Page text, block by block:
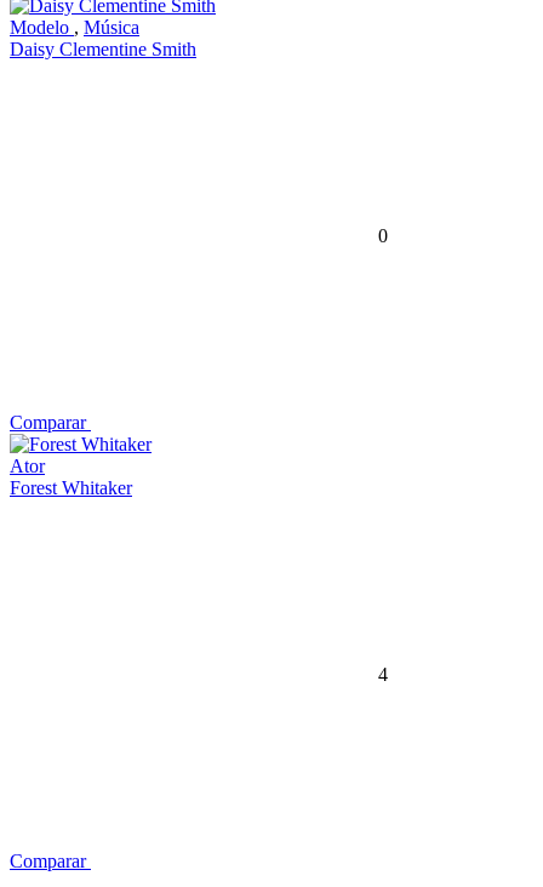
Modelo , Música
Daisy Clementine Smith
0
Comparar
Ator
Forest Whitaker
4
Comparar